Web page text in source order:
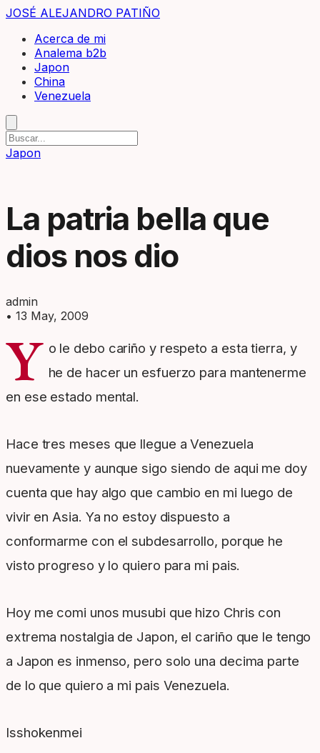
JOSÉ ALEJANDRO PATIÑO
Acerca de mi
Analema b2b
Japon
China
Venezuela
Japon
La patria bella que
dios nos dio
admin
• 13 May, 2009
Y o le debo cariño y respeto a esta tierra, y
he de hacer un esfuerzo para mantenerme
en ese estado mental.
Hace tres meses que llegue a Venezuela
nuevamente y aunque sigo siendo de aqui me doy
cuenta que hay algo que cambio en mi luego de
vivir en Asia. Ya no estoy dispuesto a
conformarme con el subdesarrollo, porque he
visto progreso y lo quiero para mi pais.
Hoy me comi unos musubi que hizo Chris con
extrema nostalgia de Japon, el cariño que le tengo
a Japon es inmenso, pero solo una decima parte
de lo que quiero a mi pais Venezuela.
Isshokenmei